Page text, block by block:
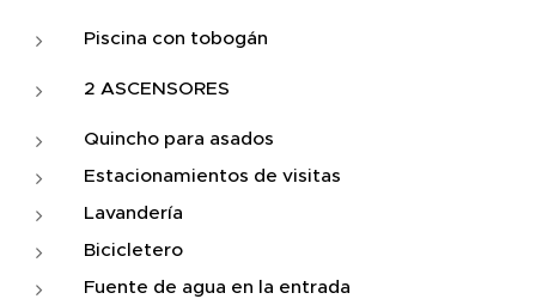
Piscina con tobogán
2 ASCENSORES
Quincho para asados
Estacionamientos de visitas
Lavandería
Bicicletero
Fuente de agua en la entrada